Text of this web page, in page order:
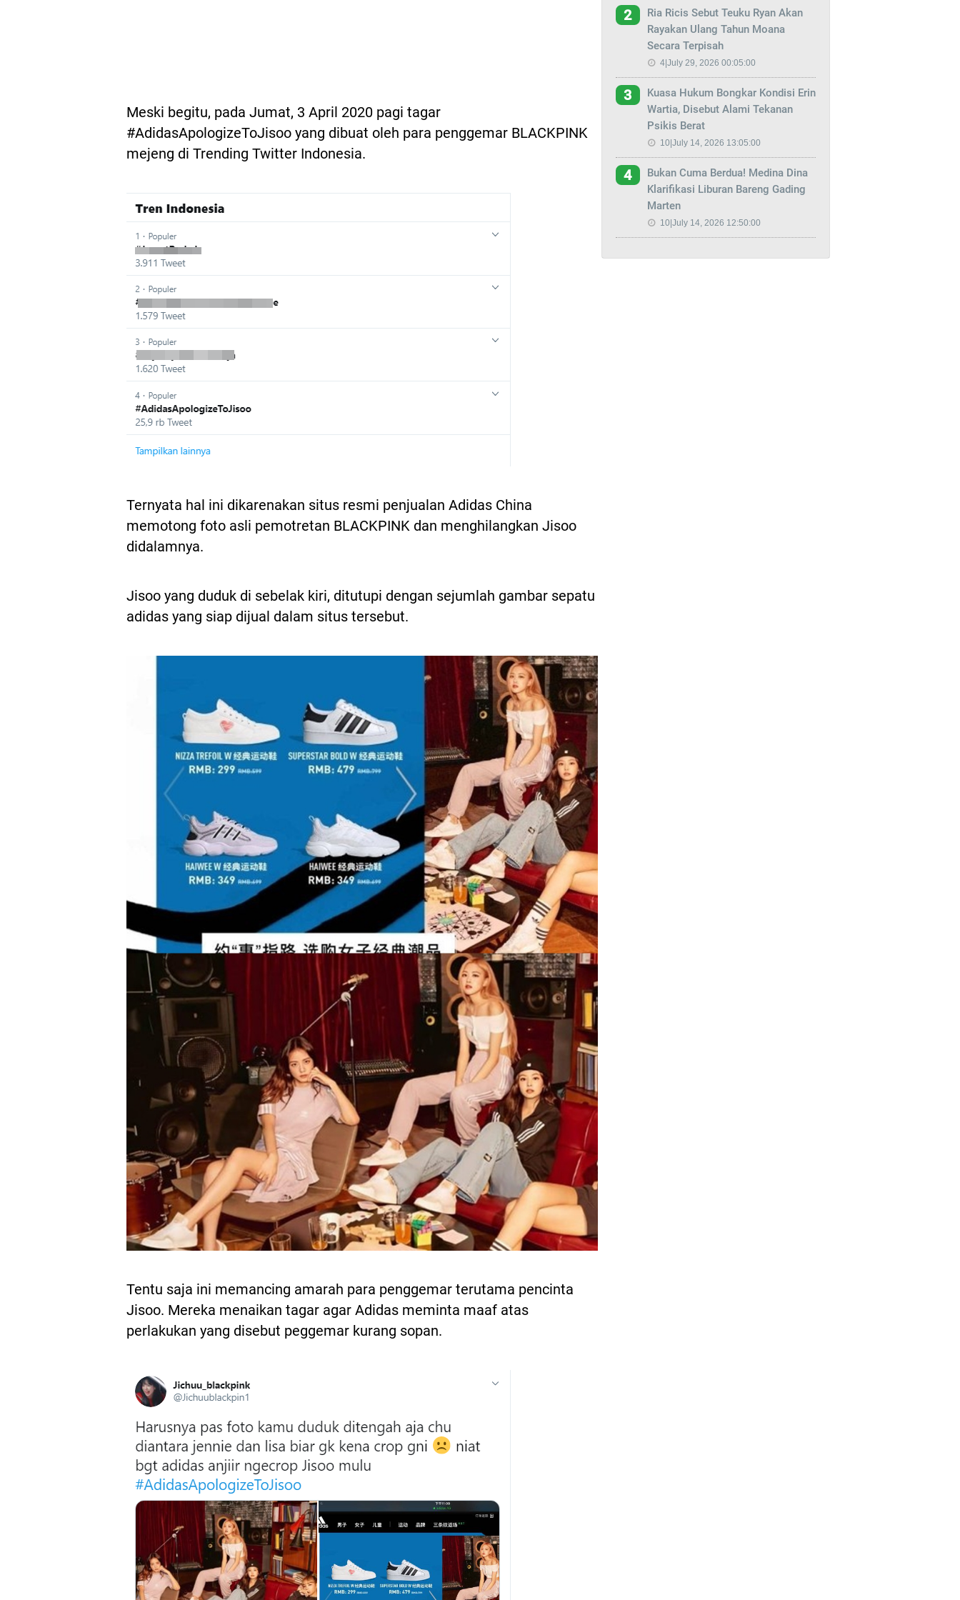
Meski begitu, pada Jumat, 3 April 2020 pagi tagar
#AdidasApologizeToJisoo yang dibuat oleh para penggemar BLACKPINK
mejeng di Trending Twitter Indonesia.
Ternyata hal ini dikarenakan situs resmi penjualan Adidas China
memotong foto asli pemotretan BLACKPINK dan menghilangkan Jisoo
didalamnya.
Jisoo yang duduk di sebelak kiri, ditutupi dengan sejumlah gambar sepatu
adidas yang siap dijual dalam situs tersebut.
Tentu saja ini memancing amarah para penggemar terutama pencinta
Jisoo. Mereka menaikan tagar agar Adidas meminta maaf atas
perlakukan yang disebut peggemar kurang sopan.
2
Ria Ricis Sebut Teuku Ryan Akan
Rayakan Ulang Tahun Moana
Secara Terpisah
4|July 29, 2026 00:05:00
3
Kuasa Hukum Bongkar Kondisi Erin
Wartia, Disebut Alami Tekanan
Psikis Berat
10|July 14, 2026 13:05:00
4
Bukan Cuma Berdua! Medina Dina
Klarifikasi Liburan Bareng Gading
Marten
10|July 14, 2026 12:50:00